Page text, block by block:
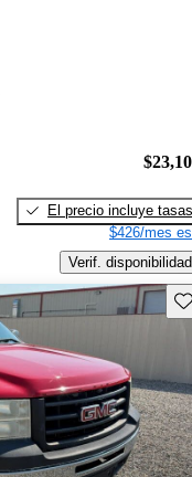
El precio incluye tasas
$426/mes
Verif. disponibilidad